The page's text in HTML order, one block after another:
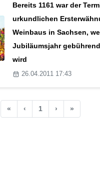
Bereits 1161 war der
urkundlichen
Weinbaus in Sachsen,
Jubiläumsjahr
wird
26.04.2011 17:43
« ‹ 1 › »